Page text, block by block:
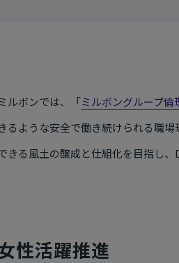
ルボンでは、「ミルボングループ倫
るような安全で働き続けられる職
きる風土の醸成と仕組化を目指し、
性活躍推進